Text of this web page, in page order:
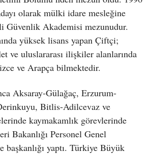
olarak mülki idare mesleğine
Güvenlik Akademisi mezunudur.
yüksek lisans yapan Çiftçi;
ve uluslararası ilişkiler alanlarında
ve Arapça bilmektedir.
Aksaray-Gülağaç, Erzurum-
Bitlis-Adilcevaz ve
kaymakamlık görevlerinde
Bakanlığı Personel Genel
başkanlığı yaptı. Türkiye Büyük